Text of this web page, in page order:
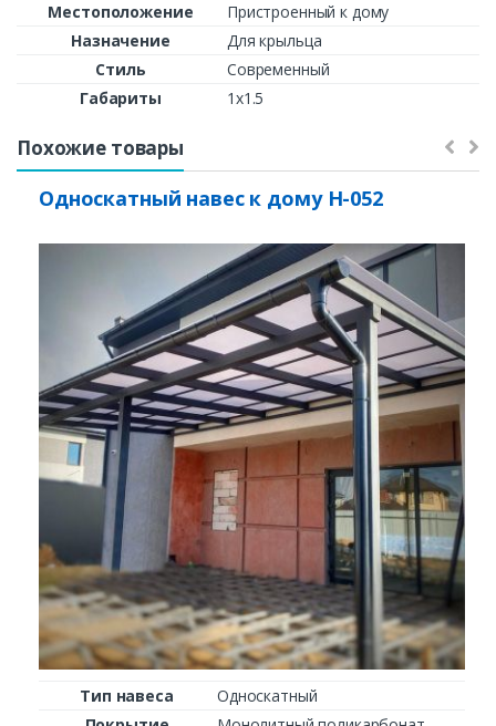
Местоположение
Пристроенный к дому
Назначение
Для крыльца
Стиль
Современный
Габариты
1х1.5
Похожие товары
Односкатный навес к дому Н-052
Тип навеса
Односкатный